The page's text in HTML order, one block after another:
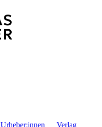
Urheber:innen
Verlag